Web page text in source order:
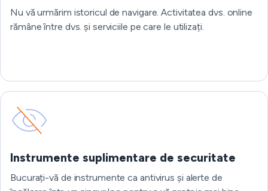
Nu vă urmărim istoricul de navigare. Activitatea dvs. online
rămâne între dvs. și serviciile pe care le utilizați.
Instrumente suplimentare de securitate
Bucurați-vă de instrumente ca antivirus și alerte de